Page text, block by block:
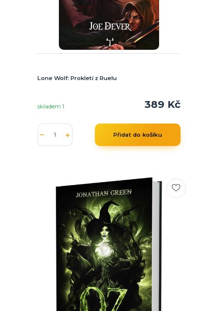
Lone Wolf: Prokletí z Ruelu
389 Kč
skladem 1
Přidat do košíku